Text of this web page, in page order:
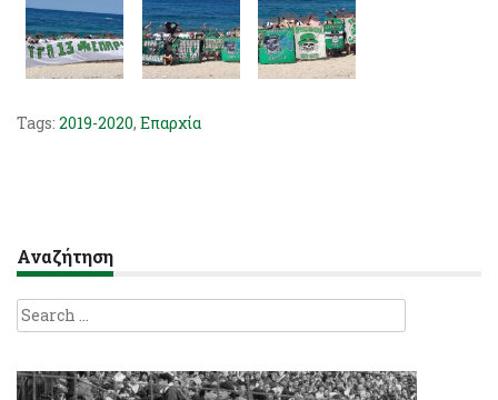
Tags: 2019-2020, Επαρχία
Αναζήτηση
Search
for: